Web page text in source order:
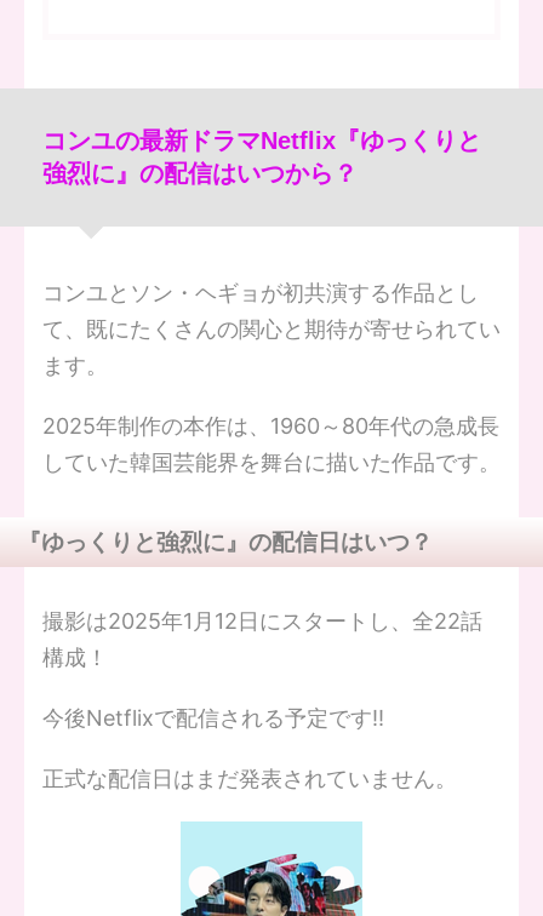
コンユの最新ドラマNetflix『ゆっくりと
強烈に』の配信はいつから？
コンユとソン・ヘギョが初共演する作品とし
て、既にたくさんの関心と期待が寄せられてい
ます。
2025年制作の本作は、1960～80年代の急成長
していた韓国芸能界を舞台に描いた作品です。
『ゆっくりと強烈に』の配信日はいつ？
撮影は2025年1月12日にスタートし、全22話
構成！
今後Netflixで配信される予定です‼
正式な配信日はまだ発表されていません。